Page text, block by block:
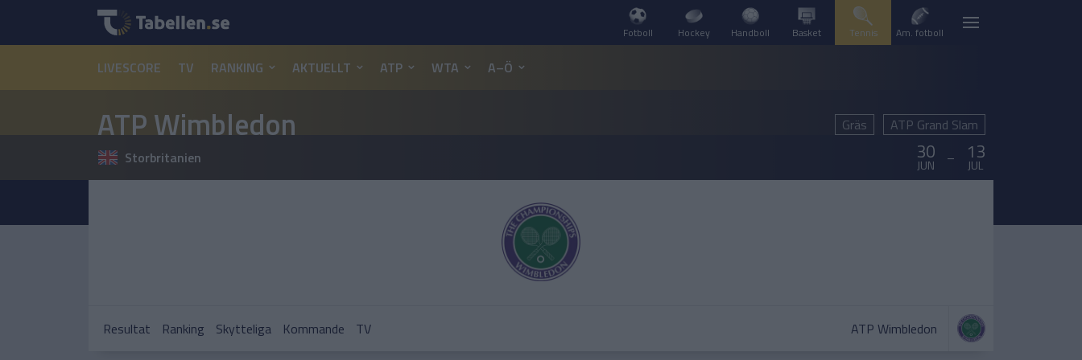
Fotboll Hockey Handboll Basket Tennis Am. fotboll
LIVESCORE TV RANKING AKTUELLT ATP WTA A–Ö
ATP Wimbledon Gräs
ATP Grand Slam
Storbritanien
30
JUN – 13
JUL
Resultat Ranking Skytteliga Kommande TV ATP Wimbledon